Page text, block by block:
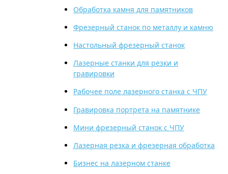
Обработка камня для памятников
Фрезерный станок по металлу и камню
Настольный фрезерный станок
Лазерные станки для резки и
гравировки
Рабочее поле лазерного станка с ЧПУ
Гравировка портрета на памятнике
Мини фрезерный станок с ЧПУ
Лазерная резка и фрезерная обработка
Бизнес на лазерном станке